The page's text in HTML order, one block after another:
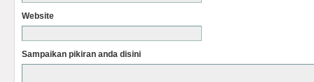
Website
Sampaikan pikiran anda disini